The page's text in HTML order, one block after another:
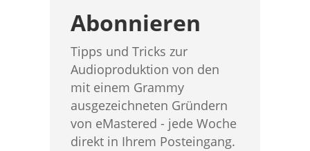
Abonnieren
Tipps und Tricks zur
Audioproduktion von den
mit einem Grammy
ausgezeichneten Gründern
von eMastered - jede Woche
direkt in Ihrem Posteingang.